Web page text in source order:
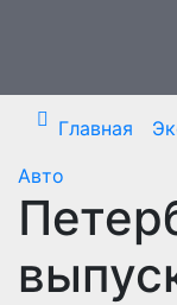
Главная
Авто